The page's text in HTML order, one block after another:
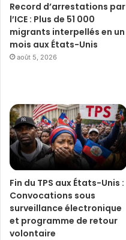
Record d’arrestations par
l’ICE : Plus de 51 000
migrants interpellés en un
mois aux États-Unis
août 5, 2026
Fin du TPS aux États-Unis :
Convocations sous
surveillance électronique
et programme de retour
volontaire